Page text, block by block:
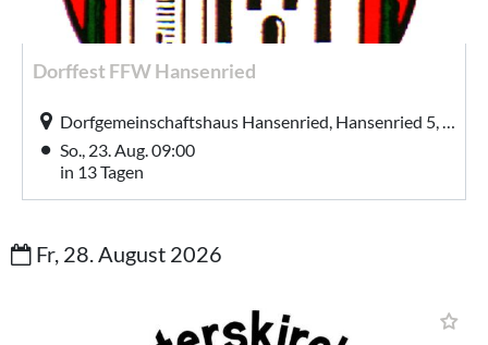
Dorffest FFW Hansenried
So., 23. Aug. 09:00
in 13 Tagen
Fr, 28. August 2026